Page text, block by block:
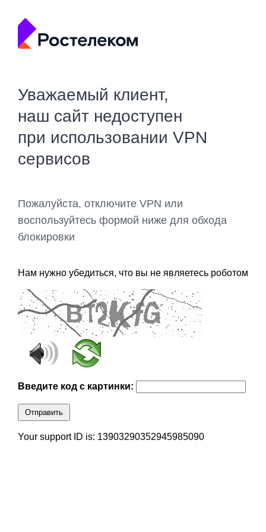
Уважаемый клиент,
наш сайт недоступен
при использовании VPN
сервисов
Пожалуйста, отключите VPN или
воспользуйтесь формой ниже для обхода
блокировки
Нам нужно убедиться, что вы не являетесь роботом
Введите код с картинки:
Отправить
Your support ID is: 13903290352945985090